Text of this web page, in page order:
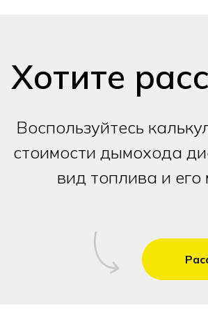
Хотите
Воспользуйтесь
стоимости дымохода
вид топлива и